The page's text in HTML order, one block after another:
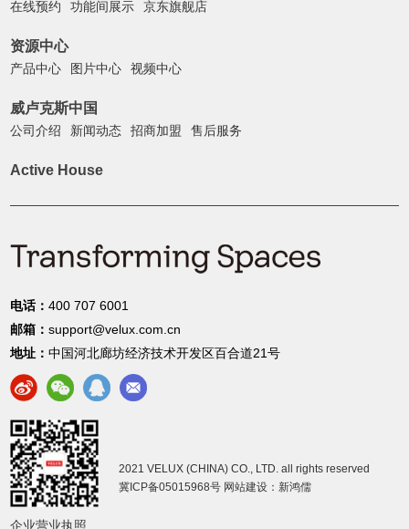
在线预约 功能间展示 京东旗舰店
资源中心
产品中心 图片中心 视频中心
威卢克斯中国
公司介绍 新闻动态 招商加盟 售后服务
Active House
电话：400 707 6001
邮箱：support@velux.com.cn
地址：中国河北廊坊经济技术开发区百合道21号
2021 VELUX (CHINA) CO., LTD. all rights reserved
冀ICP备05015968号 网站建设：新鸿儒
企业营业执照